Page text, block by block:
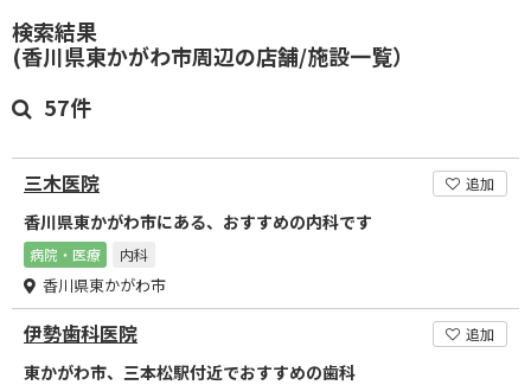
検索結果
(香川県東かがわ市周辺の店舗/施設一覧）
57件
三木医院 追加
香川県東かがわ市にある、おすすめの内科です
病院・医療 内科
香川県東かがわ市
伊勢歯科医院 追加
東かがわ市、三本松駅付近でおすすめの歯科